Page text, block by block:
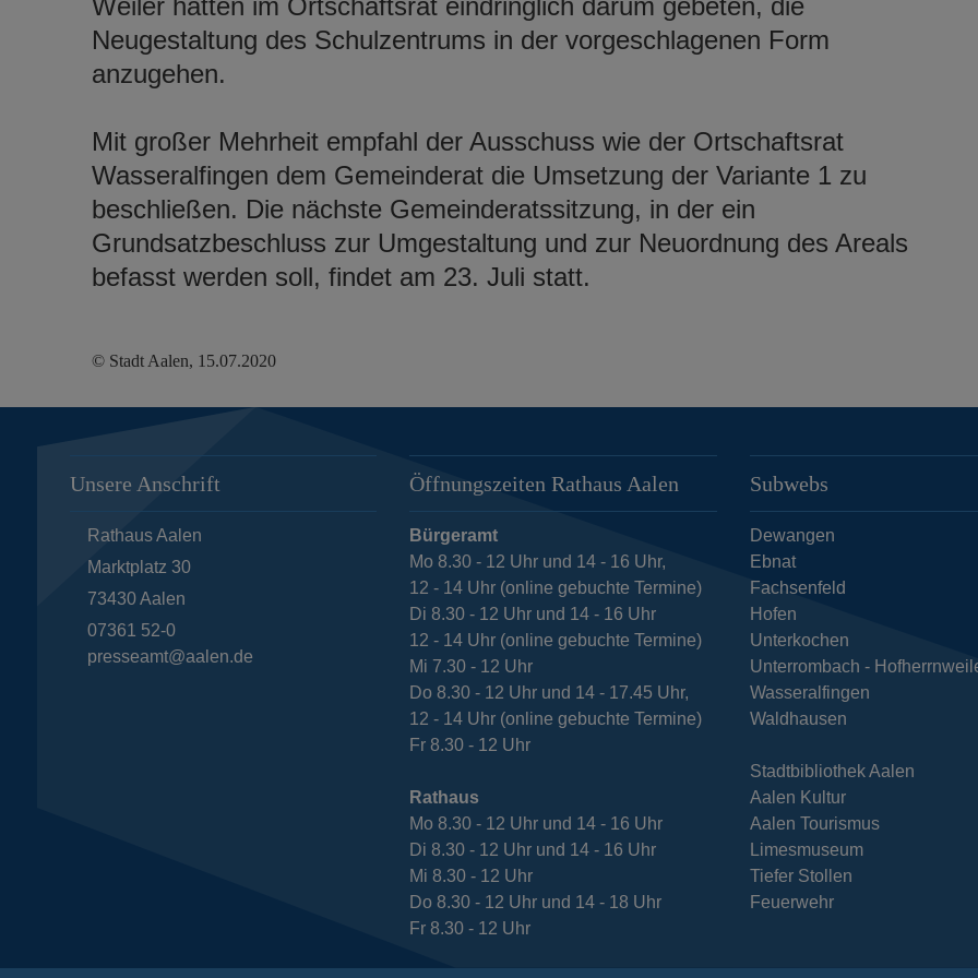
Neugestaltung des Schulzentrums in der vorgeschlagenen Form
anzugehen.
Mit großer Mehrheit empfahl der Ausschuss wie der Ortschaftsrat
Wasseralfingen dem Gemeinderat die Umsetzung der Variante 1 zu
beschließen. Die nächste Gemeinderatssitzung, in der ein
Grundsatzbeschluss zur Umgestaltung und zur Neuordnung des Areals
befasst werden soll, findet am 23. Juli statt.
© Stadt Aalen, 15.07.2020
Unsere Anschrift
Rathaus Aalen
Marktplatz 30
73430 Aalen
07361 52-0
presseamt@aalen.de
Öffnungszeiten Rathaus Aalen
Bürgeramt
Mo 8.30 - 12 Uhr und 14 - 16 Uhr,
12 - 14 Uhr (online gebuchte Termine)
Di 8.30 - 12 Uhr und 14 - 16 Uhr
12 - 14 Uhr (online gebuchte Termine)
Mi 7.30 - 12 Uhr
Do 8.30 - 12 Uhr und 14 - 17.45 Uhr,
12 - 14 Uhr (online gebuchte Termine)
Fr 8.30 - 12 Uhr
Rathaus
Mo 8.30 - 12 Uhr und 14 - 16 Uhr
Di 8.30 - 12 Uhr und 14 - 16 Uhr
Mi 8.30 - 12 Uhr
Do 8.30 - 12 Uhr und 14 - 18 Uhr
Fr 8.30 - 12 Uhr
Subwebs
Dewangen
Ebnat
Fachsenfeld
Hofen
Unterkochen
Unterrombach -
Wasseralfingen
Waldhausen
Stadtbibliothek Aalen
Aalen Kultur
Aalen Tourismus
Limesmuseum
Tiefer Stollen
Feuerwehr